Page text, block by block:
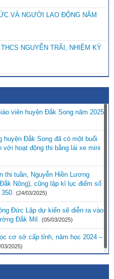
VÀ NGƯỜI LAO ĐỘNG NĂM
NGUYỄN TRÃI, NHIỆM KỲ
viên huyện Đắk Song năm 2025.
Đắk Song đã có một buổi
hoạt động thi bằng lái xe mini
thi tuần, Nguyễn Hiền Lương
Nông), cũng lập kỉ lục điểm số
(24/03/2025)
Đức Lập dự kiến sẽ diễn ra vào
Đắk Mil.
(05/03/2025)
cơ sở cấp tỉnh, năm học 2024 –
2025)